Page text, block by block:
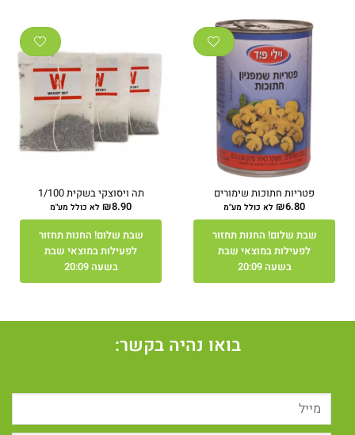
ניתן
לבחור
את
האפשרויות
בעמוד
המוצר
פטריות חתוכות שימורים
₪6.80 לא כולל מע"מ
שבת שלום! החנות תחזור
לפעילות במוצאי שבת
בשעה 20:09
תה ויסוצקי בשקית 1/100
₪8.90 לא כולל מע"מ
שבת שלום! החנות תחזור
לפעילות במוצאי שבת
בשעה 20:09
בואו נהיה בקשר: